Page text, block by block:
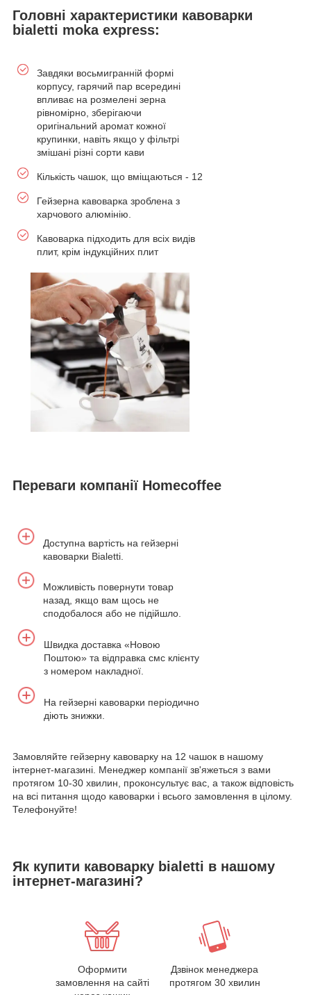
Головні характеристики кавоварки
bialetti moka express:
Завдяки восьмигранній формі
корпусу, гарячий пар всередині
впливає на розмелені зерна
рівномірно, зберігаючи
оригінальний аромат кожної
крупинки, навіть якщо у фільтрі
змішані різні сорти кави
Кількість чашок, що вміщаються - 12
Гейзерна кавоварка зроблена з
харчового алюмінію.
Кавоварка підходить для всіх видів
плит, крім індукційних плит
Переваги компанії Homecoffee
Доступна вартість на гейзерні
кавоварки Bialetti.
Можливість повернути товар
назад, якщо вам щось не
сподобалося або не підійшло.
Швидка доставка «Новою
Поштою» та відправка смс клієнту
з номером накладної.
На гейзерні кавоварки періодично
діють знижки.
Замовляйте гейзерну кавоварку на 12 чашок в нашому
інтернет-магазині. Менеджер компанії зв'яжеться з вами
протягом 10-30 хвилин, проконсультує вас, а також відповість
на всі питання щодо кавоварки і всього замовлення в цілому.
Телефонуйте!
Як купити кавоварку bialetti в нашому
інтернет-магазині?
Оформити
замовлення на сайті
Дзвінок менеджера
протягом 30 хвилин